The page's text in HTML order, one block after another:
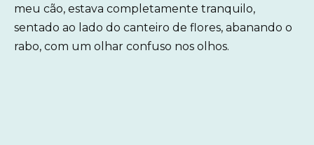
meu cão, estava completamente tranquilo,
sentado ao lado do canteiro de flores, abanando o
rabo, com um olhar confuso nos olhos.